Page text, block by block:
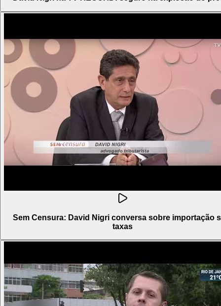
Sem Censura: David Nigri conversa sobre importação
taxas